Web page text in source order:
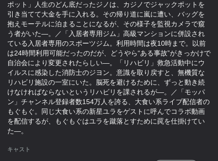
ポット」人生のどん底だったジノは、カジノでジャックポットを
引き当てて大金を手に入れる。その帰り道に嵐に遭い、バッグを
抱えモーテルに泊まることになるが、その様子を監視カメラで窺
う者がいた―。／「入居者専用ジム」高級マンションに併設され
ている入居者専用のスポーツジム。利用時間は夜10時まで。以前
は24時間利用可能だったのだが、どうやら“ある事故”がきっかけで
自治会により変更されたらしい―。「リハビリ」救急活動中にウ
イルスに感染した消防士のジヨン。意識を取り戻すと、無機質な
リハビリ施設の一室にいた。脳死を避けるために、ずっと動き続
けなければならないというリハビリを課されるが―。／「モッパ
ン」チャンネル登録者数154万人を誇る、大食い系ライブ配信者の
もぐもぐ。同じ大食い系の新星ユラをゲストに呼んでコラボ動画
を配信するが、もぐもぐはユラを蹴落とすために罠を仕掛けてい
た―。
キャスト